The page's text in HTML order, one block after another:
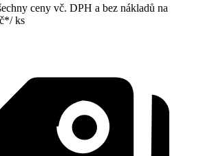
ceny vč. DPH a bez nákladů na
*/ ks